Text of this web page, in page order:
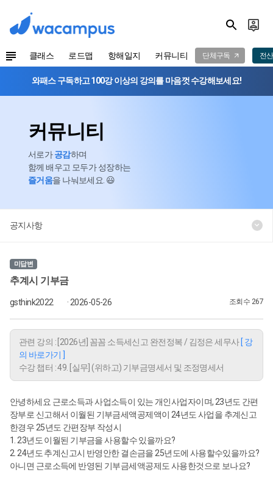
클래스 로드맵 항해일지 커뮤니티 단체구독 전
와패스 구독하고 100강 이상의 강의를 마음껏 수강해보세요!
커뮤니티
서로가공감하며
함께 배우고 모두가 성장하는
즐거움을 나눠보세요. 😃
공지사항
미답변
추계시 기부금
gsthink2022 · 2026-05-26 조회수 267
관련 강의 : [2026년] 꼼꼼 소득세신고 완전정복 / 김정은 세무사 [ 강
의 바로가기 ]
수강 챕터 : 49. [실무] (위하고) 기부금명세서 및 조정명세서
안녕하세요 근로소득과 사업소득이 있는 개인사업자이며, 23년도 간편
장부로 신고해서 이월된 기부금세액공제액이 24년도 사업을 추계신고
한경우 25년도 간편장부 작성시
1. 23년도 이월된 기부금을 사용할수 있을까요?
2. 24년도 추계신고시 반영안한 결손금을 25년도에 사용할수있을까요?
아니면 근로소득에 반영된 기부금세액공제도 사용한것으로 보나요?